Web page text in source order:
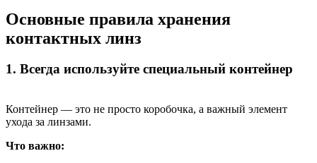
Основные правила хранения
контактных линз
1. Всегда используйте специальный контейнер
Контейнер — это не просто коробочка, а важный элемент
ухода за линзами.
Что важно: